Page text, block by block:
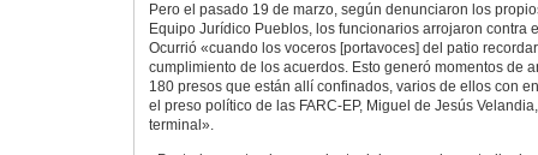
Pero el pasado 19 de marzo, según denunciaron los
Equipo Jurídico Pueblos, los funcionarios arrojaron contra
Ocurrió «cuando los voceros [portavoces] del patio
cumplimiento de los acuerdos. Esto generó momentos de
180 presos que están allí confinados, varios de ellos con
el preso político de las FARC-EP, Miguel de Jesús
terminal».